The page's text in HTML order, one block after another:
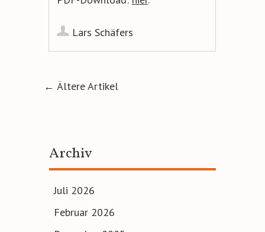
Lars Schäfers
Artikel-Navigation
← Ältere Artikel
Archiv
Juli 2026
Februar 2026